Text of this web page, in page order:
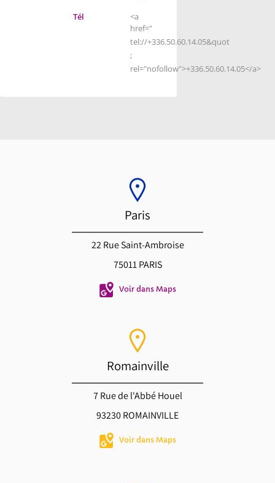
Tél
<a
href="
tel://+336.50.60.14.05&quot
;
rel="nofollow">+336.50.60.14.05</a>
Paris
22 Rue Saint-Ambroise
75011 PARIS
Voir dans Maps
Romainville
7 Rue de l'Abbé Houel
93230 ROMAINVILLE
Voir dans Maps